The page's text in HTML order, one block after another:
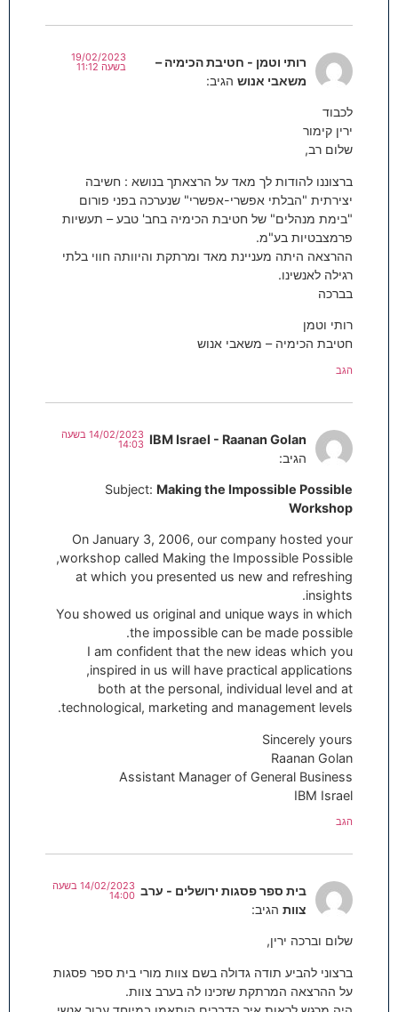
רותי וטמן - חטיבת הכימיה –
משאבי אנוש הגיב:
19/02/2023
בשעה 11:12
לכבוד
ירין קימור
שלום רב,
ברצוננו להודות לך מאד על הרצאתך בנושא : חשיבה
יצירתית "הבלתי אפשרי-אפשרי" שנערכה בפני פורום
"בימת מנהלים" של חטיבת הכימיה בחב' טבע – תעשיות
פרמצבטיות בע"מ.
ההרצאה היתה מעניינת מאד ומרתקת והיוותה חווי בלתי
רגילה לאנשינו.
בברכה
רותי וטמן
חטיבת הכימיה – משאבי אנוש
הגב
IBM Israel - Raanan Golan
הגיב:
14/02/2023 בשעה
14:03
Subject: Making the Impossible Possible
Workshop
On January 3, 2006, our company hosted your
workshop called Making the Impossible Possible,
at which you presented us new and refreshing
insights.
You showed us original and unique ways in which
the impossible can be made possible.
I am confident that the new ideas which you
inspired in us will have practical applications,
both at the personal, individual level and at
technological, marketing and management levels.
Sincerely yours
Raanan Golan
Assistant Manager of General Business
IBM Israel
הגב
בית ספר פסגות ירושלים - ערב
צוות הגיב:
14/02/2023 בשעה
14:00
שלום וברכה ירין,
ברצוני להביע תודה גדולה בשם צוות מורי בית ספר פסגות
על ההרצאה המרתקת שזכינו לה בערב צוות.